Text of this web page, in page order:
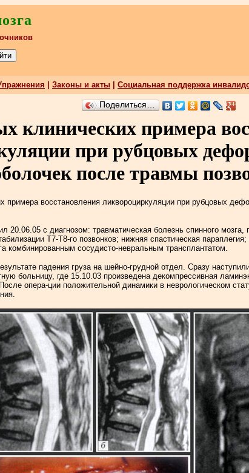
Законы и акты Социальная поддержка
Поделиться…
клинических примера
при рубцовых
после травмы
примера восстановления ликвороциркуляции при рубцовых
20.06.05 с диагнозом: травматическая болезнь спинного
Т7-Т8-го позвонков; нижняя спастическая
комбинированным сосудисто-невральным трансплантатом.
падения груза на шейно-грудной отдел. Сразу
больницу, где 15.10.03 произведена декомпрессивная
опера-ции положительной динамики в неврологическом